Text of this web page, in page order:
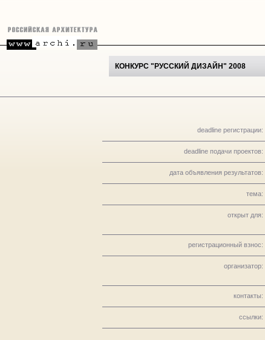
КОНКУРС "РУССКИЙ ДИЗАЙН" 2008
deadline регистрации:
deadline подачи проектов:
дата объявления результатов:
тема:
открыт для:
регистрационный взнос:
организатор:
контакты:
ссылки: